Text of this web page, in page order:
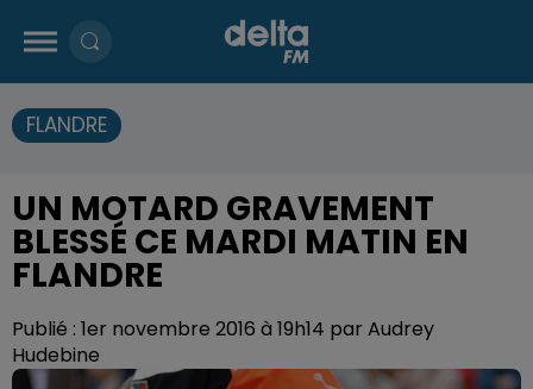
FLANDRE
UN MOTARD GRAVEMENT
BLESSÉ CE MARDI MATIN EN
FLANDRE
Publié : 1er novembre 2016 à 19h14 par Audrey
Hudebine